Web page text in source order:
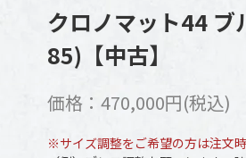
クロノマット44
85)【中古】
価格：470,000円(税込)
※サイズ調整をご希望の方は注文